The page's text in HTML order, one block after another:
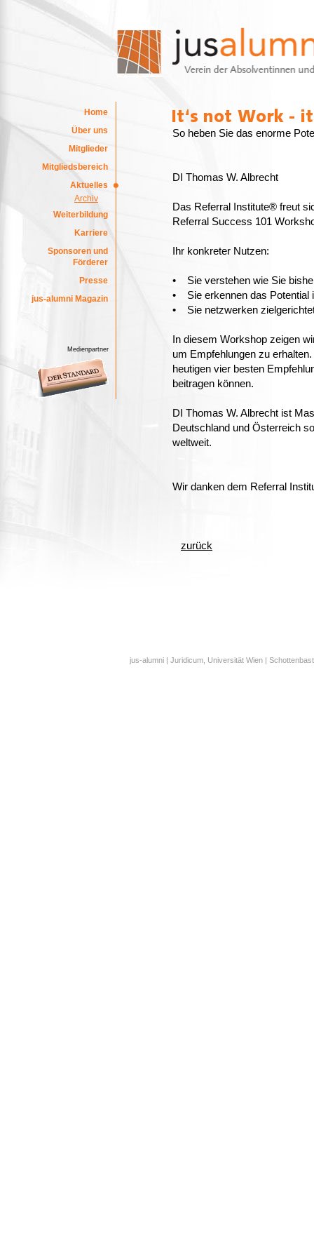
Home
Über uns
Mitglieder
Mitgliedsbereich
Aktuelles
Archiv
Weiterbildung
Karriere
Sponsoren und
Förderer
Presse
jus-alumni Magazin
Medienpartner
So heben Sie das enorme
DI Thomas W. Albrecht
Das Referral Institute® freut
Referral Success 101
Ihr konkreter Nutzen:
• Sie verstehen wie Sie
• Sie erkennen das Potential
• Sie netzwerken
In diesem Workshop zeigen
um Empfehlungen zu
heutigen vier besten
beitragen können.
DI Thomas W. Albrecht ist
Deutschland und Österreich
weltweit.
Wir danken dem Referral
zurück
jus-alumni | Juridicum, Universität Wien |